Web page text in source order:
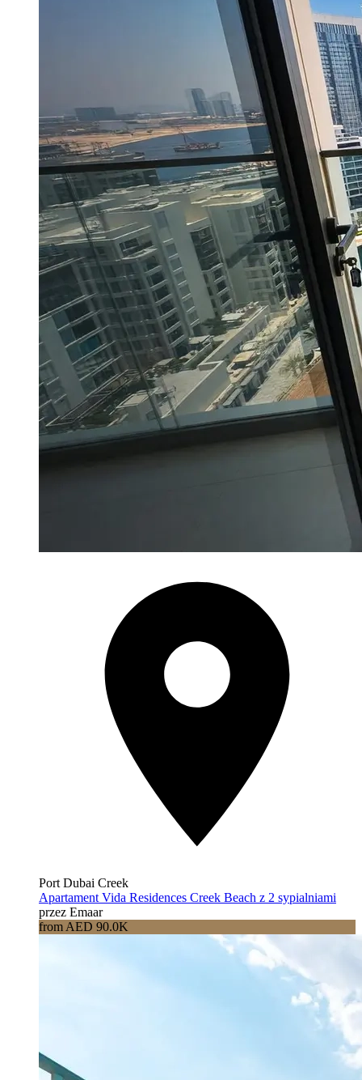
Port Dubai Creek
Apartament Vida Residences Creek Beach z 2 sypialniami
przez Emaar
from AED 90.0K